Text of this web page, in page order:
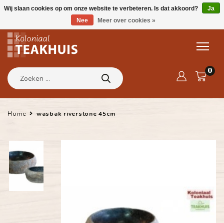
0
Home wasbak riverstone 45cm
Wij slaan cookies op om onze website te verbeteren. Is dat akkoord?
Ja
Nee
Meer over cookies »